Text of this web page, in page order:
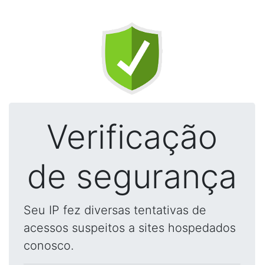
Verificação
de segurança
Seu IP fez diversas tentativas de
acessos suspeitos a sites hospedados
conosco.